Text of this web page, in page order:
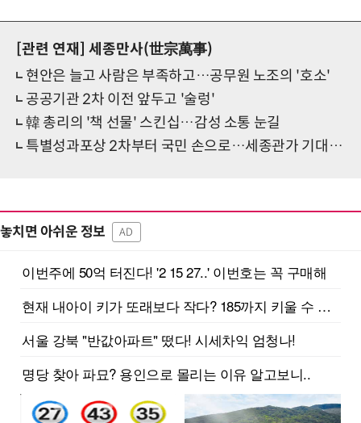
[관련 연재]
세종만사(世宗萬事)
현안은 늘고 사람은 부족하고…공무원 노조의 '호소'
공공기관 2차 이전 앞두고 '술렁'
韓 총리의 '책 선물' 스킨십…감성 소통 눈길
특별성과포상 2차부터 국민 손으로…세종관가 기대 반 우려 반
놓치면 아쉬운 정보 AD